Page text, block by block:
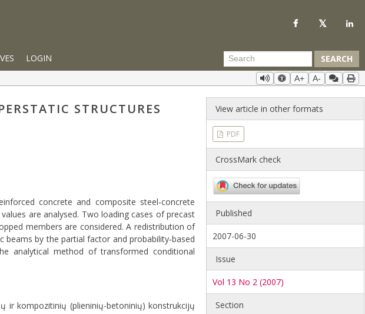
LOGIN SEARCH
A+ A-
STRUCTURES
concrete and composite steel‐concrete
are analysed. Two loading cases of precast
members are considered. A redistribution of
by the partial factor and probability‐based
analytical method of transformed conditional
ir kompozitinių (plieninių-betoninių) konstrukcijų
View article in other formats
PDF
CrossMark check
Published
2007-06-30
Issue
Vol 13 No 2 (2007)
Section